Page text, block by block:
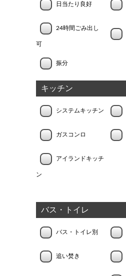
日当たり良好
24時間ごみ出し
可
振分
キッチン
システムキッチン
ガスコンロ
アイランドキッチ
ン
バス・トイレ
バス・トイレ別
追い焚き